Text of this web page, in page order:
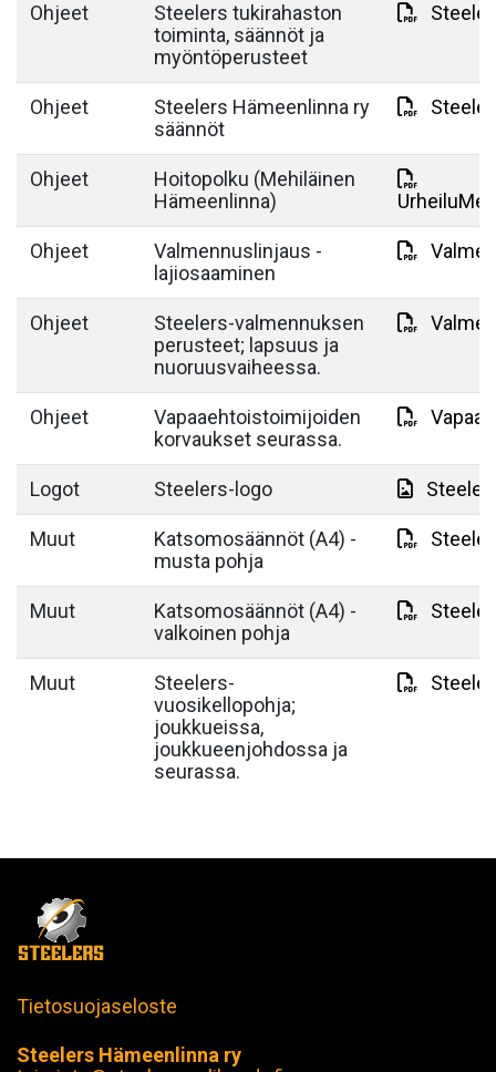
Ohjeet
Steelers tukirahaston
toiminta, säännöt ja
myöntöperusteet
Ohjeet
Steelers Hämeenlinna ry
säännöt
Ohjeet
Hoitopolku (Mehiläinen
Hämeenlinna)
Ohjeet
Valmennuslinjaus -
lajiosaaminen
Ohjeet
Steelers-valmennuksen
perusteet; lapsuus ja
nuoruusvaiheessa.
Ohjeet
Vapaaehtoistoimijoiden
korvaukset seurassa.
Logot Steelers-logo
Muut
Katsomosäännöt (A4) -
musta pohja
Muut
Katsomosäännöt (A4) -
valkoinen pohja
Muut
Steelers-
vuosikellopohja;
joukkueissa,
joukkueenjohdossa ja
seurassa.
Tietosuojaseloste
Steelers Hämeenlinna ry